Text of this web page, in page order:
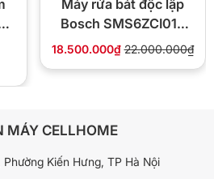
Máy rửa bát độc lập
Bosch SMS6ZCI01P
Seri 6
18.500.000₫ 22.000.000₫
MÁY CELLHOME
Kiến Hưng, TP Hà Nội